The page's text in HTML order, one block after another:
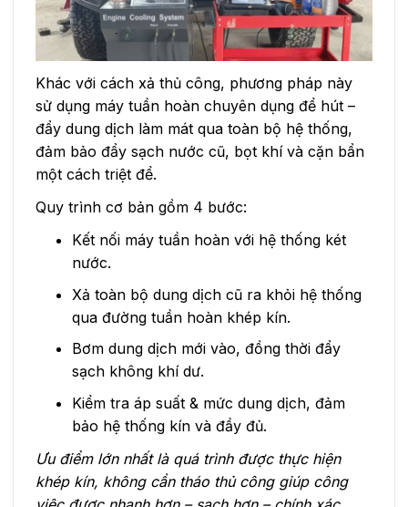
Khác với cách xả thủ công, phương pháp này
sử dụng máy tuần hoàn chuyên dụng để hút –
đẩy dung dịch làm mát qua toàn bộ hệ thống,
đảm bảo đẩy sạch nước cũ, bọt khí và cặn bẩn
một cách triệt để.
Quy trình cơ bản gồm 4 bước:
Kết nối máy tuần hoàn với hệ thống két
nước.
Xả toàn bộ dung dịch cũ ra khỏi hệ thống
qua đường tuần hoàn khép kín.
Bơm dung dịch mới vào, đồng thời đẩy
sạch không khí dư.
Kiểm tra áp suất & mức dung dịch, đảm
bảo hệ thống kín và đầy đủ.
Ưu điểm lớn nhất là quá trình được thực hiện
khép kín, không cần tháo thủ công giúp công